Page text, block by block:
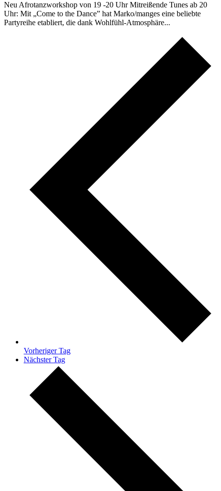
Neu Afrotanzworkshop von 19 -20 Uhr Mitreißende Tunes ab 20
Uhr: Mit „Come to the Dance” hat Marko/manges eine beliebte
Partyreihe etabliert, die dank Wohlfühl-Atmosphäre...
Vorheriger Tag
Nächster Tag